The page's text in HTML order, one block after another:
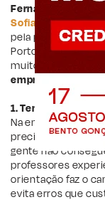
Fernanda Berté
Sofia Karaokêe
pela primeira vez
Porto Alegre. Para
muito mais em
empreendedora:
1. Tenha ajuda de
Na empresa, as
precisam
gente não
professores
orientação faz o
evita erros que